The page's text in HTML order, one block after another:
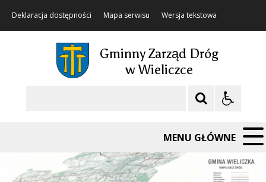
Deklaracja dostępności Mapa serwisu Wersja tekstowa
Gminny Zarząd Dróg
w Wieliczce
MENU GŁÓWNE